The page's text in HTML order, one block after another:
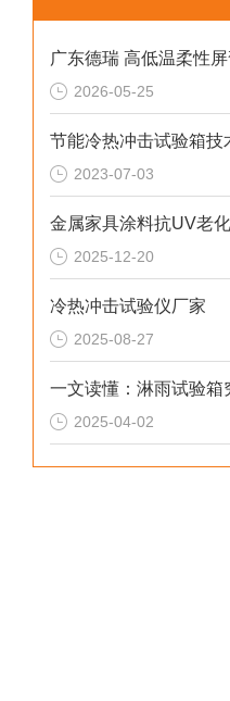
2026-05-25
节能冷热冲击试验箱技
2023-07-03
2025-12-20
冷热冲击试验仪厂家
2025-08-27
一文读懂：淋雨试验箱
2025-04-02